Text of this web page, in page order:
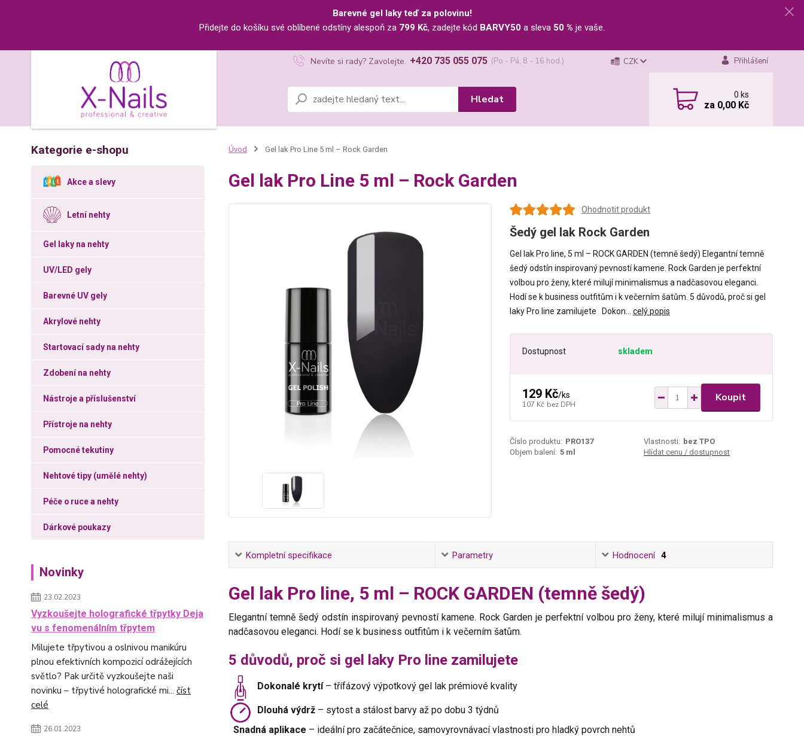
Barevné gel laky teď za polovinu!
Přidejte do košíku své oblíbené odstíny alespoň za 799 Kč, zadejte kód BARVY50 a sleva 50 % je vaše.
CZK Přihlášení
Hledat
Nevíte si rady? Zavolejte. +420 735 055 075 (Po - Pá, 8 - 16 hod.)
0ks
za 0,00 Kč
Kategorie e-shopu
Akce a slevy
Letní nehty
Gel laky na nehty
UV/LED gely
Barevné UV gely
Akrylové nehty
Startovací sady na nehty
Zdobení na nehty
Nástroje a příslušenství
Přístroje na nehty
Pomocné tekutiny
Nehtové tipy (umělé nehty)
Péče o ruce a nehty
Dárkové poukazy
Novinky
23.02.2023
Vyzkoušejte holografické třpytky Deja
vu s fenomenálním třpytem
Milujete třpytivou a oslnivou manikúru
plnou efektivních kompozicí odrážejících
světlo? Pak určitě vyzkoušejte naši
novinku – třpytivé holografické mi... číst
celé
26.01.2023
Úvod Gel lak Pro Line 5 ml – Rock Garden
Gel lak Pro Line 5 ml – Rock Garden
Ohodnotit produkt
Šedý gel lak Rock Garden
Gel lak Pro line, 5 ml – ROCK GARDEN (temně šedý) Elegantní temně
šedý odstín inspirovaný pevností kamene. Rock Garden je perfektní
volbou pro ženy, které milují minimalismus a nadčasovou eleganci.
Hodí se k business outfitům i k večerním šatům. 5 důvodů, proč si gel
laky Pro line zamilujete Dokon... celý popis
Dostupnost skladem
129 Kč/ks
107 Kč bez DPH
Koupit
Číslo produktu: PRO137 Vlastnosti: bez TPO
Objem balení: 5 ml Hlídat cenu / dostupnost
Kompletní specifikace Parametry Hodnocení 4
Gel lak Pro line, 5 ml – ROCK GARDEN (temně šedý)
Elegantní temně šedý odstín inspirovaný pevností kamene. Rock Garden je perfektní volbou pro ženy, které milují minimalismus a
nadčasovou eleganci. Hodí se k business outfitům i k večerním šatům.
5 důvodů, proč si gel laky Pro line zamilujete
Dokonalé krytí– třífázový výpotkový gel lak prémiové kvality
Dlouhá výdrž– sytost a stálost barvy až po dobu 3 týdnů
Snadná aplikace – ideální pro začátečnice, samovyrovnávací vlastnosti pro hladký povrch nehtů